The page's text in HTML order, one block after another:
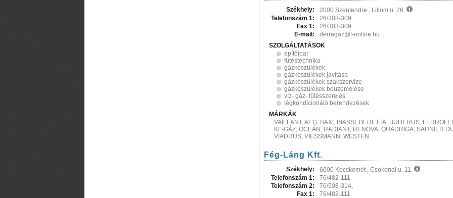
Székhely:
2000 Szentendre , Liliom u. 26.
Telefonszám 1:
26/303-309
Fax 1:
26/303-309
E-mail:
derragaz@t-online.hu
SZOLGÁLTATÁSOK
építőipar
fűtéstechnika
gázkészülékek
gázkészülékek javítása
gázkészülékek szakszervize
gázkészülékek beüzemelése
víz- gáz- fűtésszerelés
légkondícionáló berendezések
MÁRKÁK
VAILLANT, AEG, BAXI, BIASSI, BERETTA, BUDERUS,
KF-GÁZ, OCEÁN, RADIANT, RENOVA, QUADRIGA, SAUNIER
VIADRUS, VIESSMANN, WESTEN
Fég-Láng Kft.
Székhely:
6000 Kecskemét , Csokonai u. 11.
Telefonszám 1:
76/482-111
Telefonszám 2:
76/508-314,
Fax 1:
76/482-111